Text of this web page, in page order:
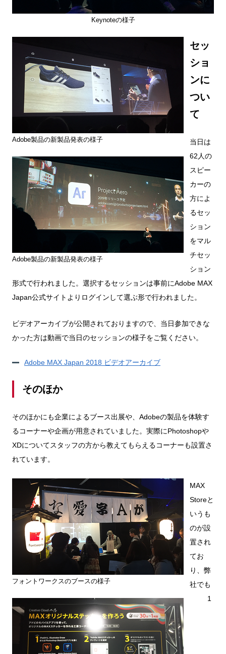
Keynoteの様子
Adobe製品の新製品発表の様子
Adobe製品の新製品発表の様子
セッ
ショ
ンに
つい
て
当日は
62人の
スピー
カーの
方によ
るセッ
ション
をマル
チセッ
ション
形式で行われました。選択するセッションは事前にAdobe MAX
Japan公式サイトよりログインして選ぶ形で行われました。
ビデオアーカイブが公開されておりますので、当日参加できな
かった方は動画で当日のセッションの様子をご覧ください。
Adobe MAX Japan 2018 ビデオアーカイブ
そのほか
そのほかにも企業によるブース出展や、Adobeの製品を体験す
るコーナーや企画が用意されていました。実際にPhotoshopや
XDについてスタッフの方から教えてもらえるコーナーも設置さ
れています。
フォントワークスのブースの様子
MAX
Storeと
いうも
のが設
置され
てお
り、弊
社でも
1